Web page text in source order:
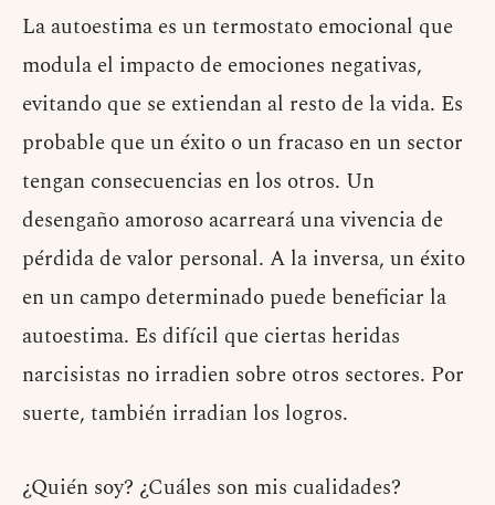
La autoestima es un termostato emocional que
modula el impacto de emociones negativas,
evitando que se extiendan al resto de la vida. Es
probable que un éxito o un fracaso en un sector
tengan consecuencias en los otros. Un
desengaño amoroso acarreará una vivencia de
pérdida de valor personal. A la inversa, un éxito
en un campo determinado puede beneficiar la
autoestima. Es difícil que ciertas heridas
narcisistas no irradien sobre otros sectores. Por
suerte, también irradian los logros.
¿Quién soy? ¿Cuáles son mis cualidades?